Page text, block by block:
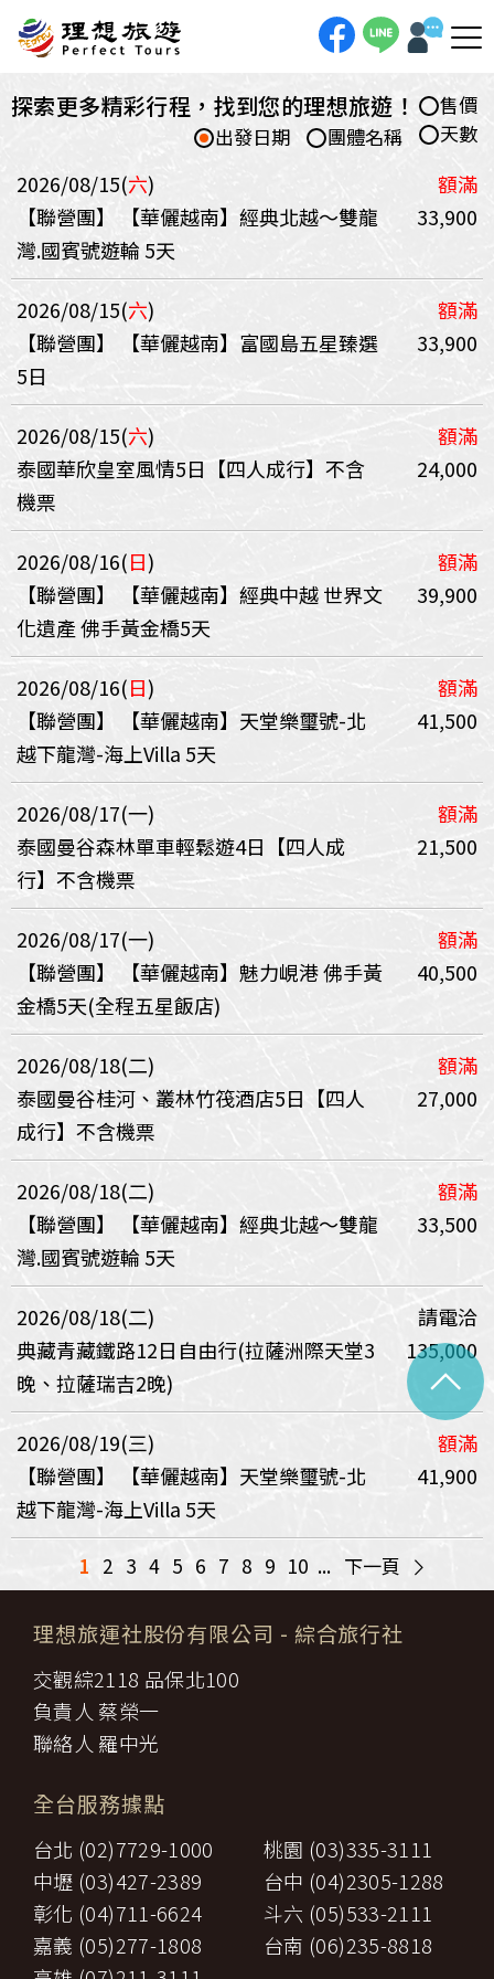
探索更多精彩行程，找到您的理想旅遊！
售價
天數
團體名稱
出發日期
2026/08/15(六)
額滿
【聯營團】
【華儷越南】經典北越～雙龍
灣.國賓號遊輪 5天
33,900
2026/08/15(六)
額滿
【聯營團】
【華儷越南】富國島五星臻選
5日
33,900
2026/08/15(六)
額滿
泰國華欣皇室風情5日【四人成行】不含
機票
24,000
2026/08/16(日)
額滿
【聯營團】
【華儷越南】經典中越 世界文
化遺產 佛手黃金橋5天
39,900
2026/08/16(日)
額滿
【聯營團】
【華儷越南】天堂樂璽號-北
越下龍灣-海上Villa 5天
41,500
2026/08/17(一)
額滿
泰國曼谷森林單車輕鬆遊4日【四人成
行】不含機票
21,500
2026/08/17(一)
額滿
【聯營團】
【華儷越南】魅力峴港 佛手黃
金橋5天(全程五星飯店)
40,500
2026/08/18(二)
額滿
泰國曼谷桂河、叢林竹筏酒店5日【四人
成行】不含機票
27,000
2026/08/18(二)
額滿
【聯營團】
【華儷越南】經典北越～雙龍
灣.國賓號遊輪 5天
33,500
2026/08/18(二)
請電洽
典藏青藏鐵路12日自由行(拉薩洲際天堂3
晚、拉薩瑞吉2晚)
135,000
2026/08/19(三)
額滿
【聯營團】
【華儷越南】天堂樂璽號-北
越下龍灣-海上Villa 5天
41,900
1 2 3 4 5 6 7 8 9 10 ... 下一頁 >
理想旅運社股份有限公司 - 綜合旅行社
交觀綜2118 品保北100
負責人 蔡榮一
聯絡人 羅中光
全台服務據點
台北 (02)7729-1000
桃園 (03)335-3111
中壢 (03)427-2389
台中 (04)2305-1288
彰化 (04)711-6624
斗六 (05)533-2111
嘉義 (05)277-1808
台南 (06)235-8818
^